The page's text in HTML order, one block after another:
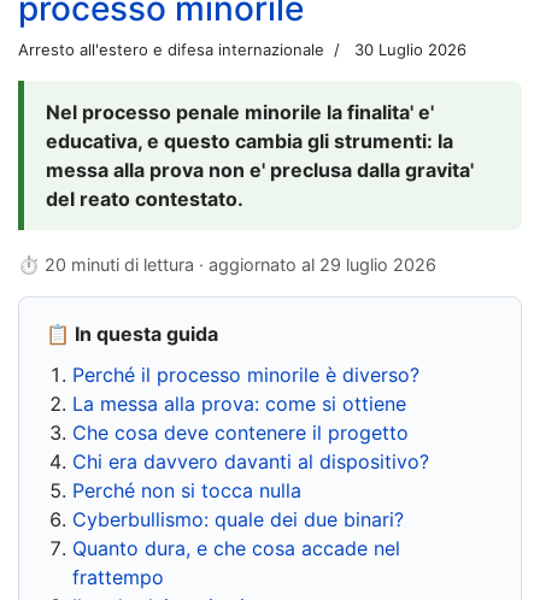
Arresto all'estero e difesa internazionale 30 Luglio 2026
Nel processo penale minorile la finalita' e'
educativa, e questo cambia gli strumenti: la
messa alla prova non e' preclusa dalla gravita'
del reato contestato.
⏱ 20 minuti di lettura · aggiornato al 29 luglio 2026
📋 In questa guida
Perché il processo minorile è diverso?
La messa alla prova: come si ottiene
Che cosa deve contenere il progetto
Chi era davvero davanti al dispositivo?
Perché non si tocca nulla
Cyberbullismo: quale dei due binari?
Quanto dura, e che cosa accade nel
frattempo